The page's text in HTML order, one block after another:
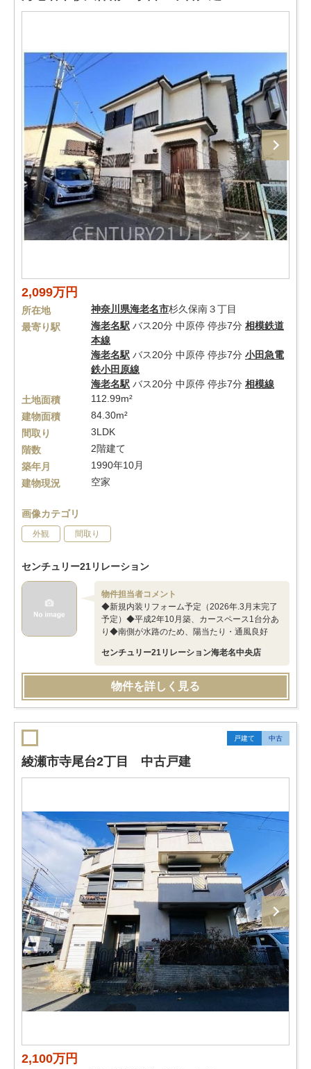
2,099万円
所在地 神奈川県海老名市杉久保南３丁目
最寄り駅
海老名駅 バス20分 中原停 停歩7分 相模鉄道
本線
海老名駅 バス20分 中原停 停歩7分 小田急電
鉄小田原線
海老名駅 バス20分 中原停 停歩7分 相模線
土地面積
112.99m²
建物面積
84.30m²
間取り
3LDK
階数
2階建て
築年月
1990年10月
建物現況
空家
画像カテゴリ
外観 間取り
センチュリー21リレーション
物件担当者コメント
◆新規内装リフォーム予定（2026年.3月末完了
予定）◆平成2年10月築、カースペース1台分あ
り◆南側が水路のため、陽当たり・通風良好
センチュリー21リレーション海老名中央店
物件を詳しく見る
戸建て 中古
綾瀬市寺尾台2丁目 中古戸建
2,100万円